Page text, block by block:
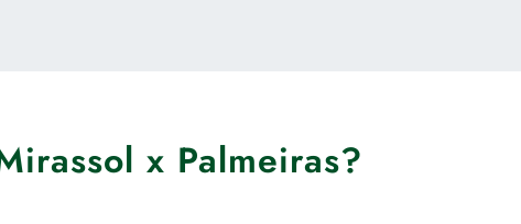
x Palmeiras?